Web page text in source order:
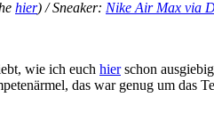
hier) / Sneaker: Nike Air Max via
wie ich euch hierschon
das war genug um das